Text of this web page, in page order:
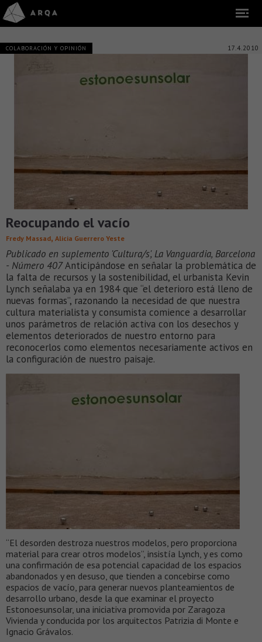
COLABORACIÓN Y OPINIÓN 17.4.2010
Reocupando el vacío
Fredy Massad, Alicia Guerrero Yeste
Publicado en suplemento 'Cultura/s', La Vanguardia, Barcelona
- Número 407Anticipándose en señalar la problemática de
la falta de recursos y la sostenibilidad, el urbanista Kevin
Lynch señalaba ya en 1984 que “el deterioro está lleno de
nuevas formas”, razonando la necesidad de que nuestra
cultura materialista y consumista comience a desarrollar
unos parámetros de relación activa con los desechos y
elementos deteriorados de nuestro entorno para
reconocerlos como elementos necesariamente activos en
la configuración de nuestro paisaje.
“El desorden destroza nuestros modelos, pero proporciona
material para crear otros modelos”, insistía Lynch, y es como
una confirmación de esa potencial capacidad de los espacios
abandonados y en desuso, que tienden a concebirse como
espacios de vacío, para generar nuevos planteamientos de
desarrollo urbano, desde la que examinar el proyecto
Estonoesunsolar, una iniciativa promovida por Zaragoza
Vivienda y conducida por los arquitectos Patrizia di Monte e
Ignacio Grávalos.